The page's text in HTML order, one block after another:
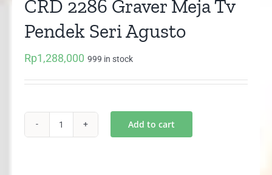
CRD 2286 Graver Meja Tv
Pendek Seri Agusto
Rp1,288,000 999 in stock
Add to cart